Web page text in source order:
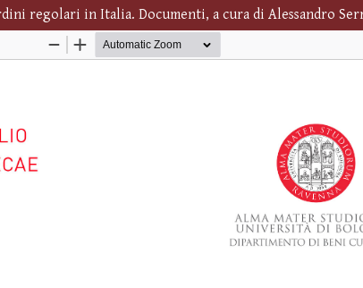
regolari in Italia. Documenti, a cura di Alessandro